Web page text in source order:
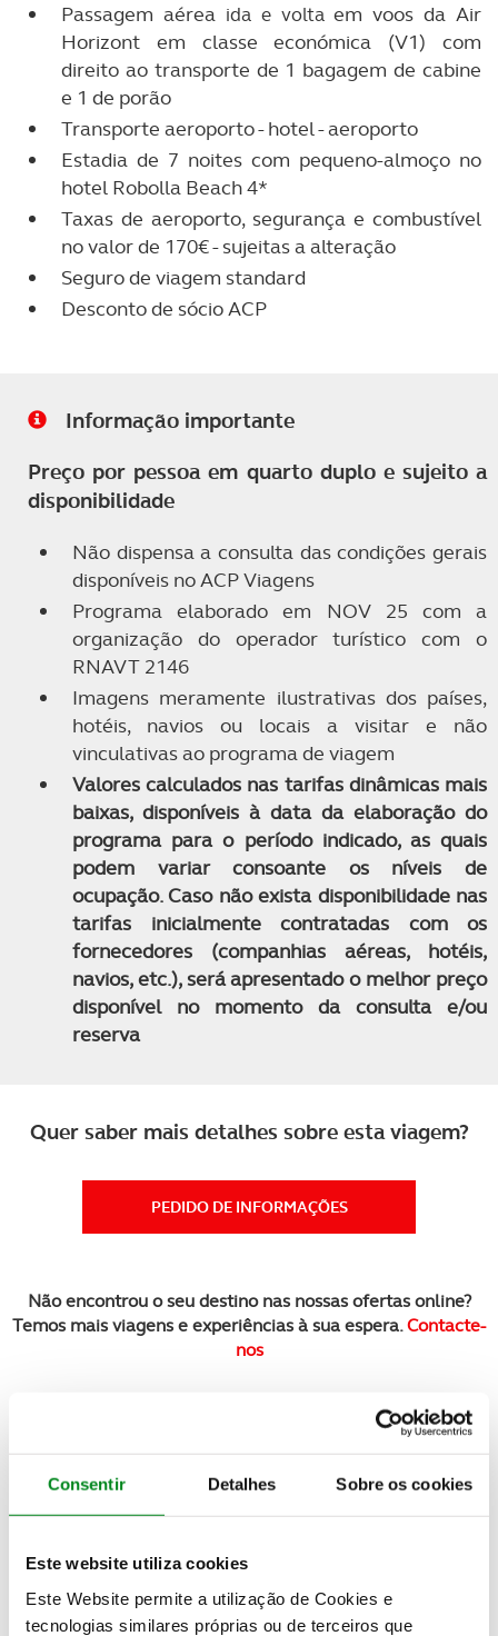
Consentir Detalhes Sobre os cookies
Este website utiliza cookies
Este Website permite a utilização de Cookies e
tecnologias similares próprias ou de terceiros que
Passagem aérea ida e voltaem voos da Air
Horizont em classe económica (V1) com
direito ao transporte de 1 bagagem de cabine
e 1 de porão
Transporte aeroporto - hotel - aeroporto
Estadia de 7 noites com pequeno-almoço no
hotel Robolla Beach 4*
Taxas de aeroporto, segurança e combustível
no valor de 170€ - sujeitas a alteração
Seguro de viagem standard
Desconto de sócio ACP
Informação importante
Preço por pessoa em quarto duplo e sujeito a
disponibilidade
Não dispensa a consulta das condições gerais
disponíveis no ACP Viagens
Programa elaborado em NOV 25 com a
organização do operador turístico com o
RNAVT 2146
Imagens meramente ilustrativas dos países,
hotéis, navios ou locais a visitar e não
vinculativas ao programa de viagem
Valores calculados nas tarifas dinâmicas mais
baixas, disponíveis à data da elaboração do
programa para o período indicado, as quais
podem variar consoante os níveis de
ocupação. Caso não exista disponibilidade nas
tarifas inicialmente contratadas com os
fornecedores (companhias aéreas, hotéis,
navios, etc.), será apresentado o melhor preço
disponível no momento da consulta e/ou
reserva
Quer saber mais detalhes sobre esta viagem?
PEDIDO DE INFORMAÇÕES
Não encontrou o seu destino nas nossas ofertas online?
Temos mais viagens e experiências à sua espera.Contacte-
nos